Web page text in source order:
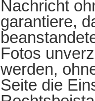
Nachricht
garantiere,
Fotos
werden,
Seite die